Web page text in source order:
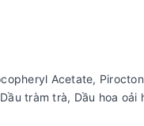
Acetate,
tràm trà, Dầu hoa oải